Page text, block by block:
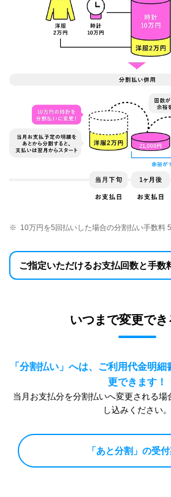
※ 10万円を5回払いした場合の分割払い手数料
ご指定いただけるお支払回数と手数
いつまで変更でき
「分割払い」へは、ご利用代金明
更できます！
当月お支払分を分割払いへ変更される場
し込みください。
「あと分割」の受